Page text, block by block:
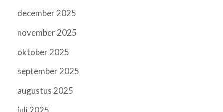
december 2025
november 2025
oktober 2025
september 2025
augustus 2025
juli 2025